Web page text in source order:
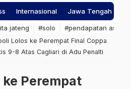
Internasional Jawa Tengah
jateng #solo #pendapatan asli
Lolos ke Perempat Final Coppa
9-8 Atas Cagliari di Adu Penalti
Perempat